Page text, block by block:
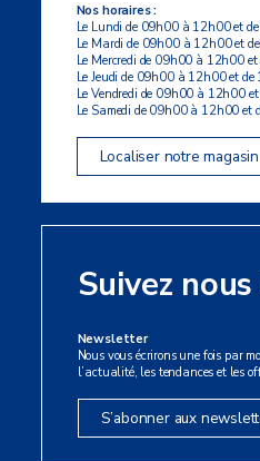
Nos horaires :
Le Lundi de 09h00 à 12h00 et
Le Mardi de 09h00 à 12h00 et
Le Mercredi de 09h00 à 12h00
Le Jeudi de 09h00 à 12h00 et
Le Vendredi de 09h00 à 12h00
Le Samedi de 09h00 à 12h00
Localiser notre magasin
Suivez nous
Newsletter
Nous vous écrirons une fois par
l’actualité, les tendances et les
S’abonner aux